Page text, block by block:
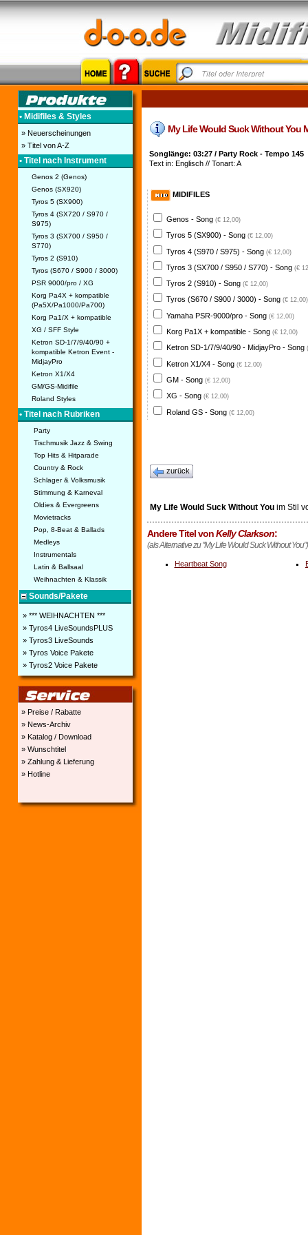
• Midifiles & Styles
» Neuerscheinungen
» Titel von A-Z
• Titel nach Instrument
Genos 2 (Genos)
Genos (SX920)
Tyros 5 (SX900)
Tyros 4 (SX720 / S970 /
S975)
Tyros 3 (SX700 / S950 /
S770)
Tyros 2 (S910)
Tyros (S670 / S900 / 3000)
PSR 9000/pro / XG
Korg Pa4X + kompatible
(Pa5X/Pa1000/Pa700)
Korg Pa1/X + kompatible
XG / SFF Style
Ketron SD-1/7/9/40/90 +
kompatible Ketron Event -
MidjayPro
Ketron X1/X4
GM/GS-Midifile
Roland Styles
• Titel nach Rubriken
Party
Tischmusik Jazz & Swing
Top Hits & Hitparade
Country & Rock
Schlager & Volksmusik
Stimmung & Karneval
Oldies & Evergreens
Movietracks
Pop, 8-Beat & Ballads
Medleys
Instrumentals
Latin & Ballsaal
Weihnachten & Klassik
Sounds/Pakete
» *** WEIHNACHTEN ***
» Tyros4 LiveSoundsPLUS
» Tyros3 LiveSounds
» Tyros Voice Pakete
» Tyros2 Voice Pakete
» Preise / Rabatte
» News-Archiv
» Katalog / Download
» Wunschtitel
» Zahlung & Lieferung
» Hotline
My Life Would Suck Without You
Songlänge: 03:27 / Party Rock - Tempo 145
Text in: Englisch // Tonart: A
MIDIFILES
Genos - Song (€ 12,00)
Tyros 5 (SX900) - Song (€ 12,00)
Tyros 4 (S970 / S975) - Song (€ 12,00)
Tyros 3 (SX700 / S950 / S770) - Song (€
Tyros 2 (S910) - Song (€ 12,00)
Tyros (S670 / S900 / 3000) - Song (€ 12,00)
Yamaha PSR-9000/pro - Song (€ 12,00)
Korg Pa1X + kompatible - Song (€ 12,00)
Ketron SD-1/7/9/40/90 - MidjayPro - Song
Ketron X1/X4 - Song (€ 12,00)
GM - Song (€ 12,00)
XG - Song (€ 12,00)
Roland GS - Song (€ 12,00)
zurück
My Life Would Suck Without Youim Stil
Andere Titel vonKelly Clarkson:
(als Alternative zu "My Life Would Suck Without You")
Heartbeat Song